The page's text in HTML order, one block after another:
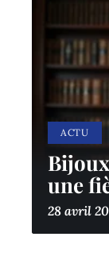
ACTU
une
28 avril